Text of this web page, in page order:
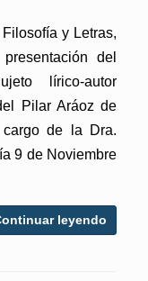
y Letras,
del
lírico-autor
Pilar Aráoz de
de la Dra.
9 de Noviembre
leyendo